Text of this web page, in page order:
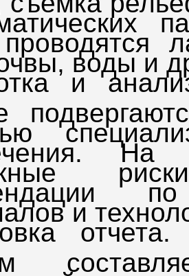
воды и
и
На
и